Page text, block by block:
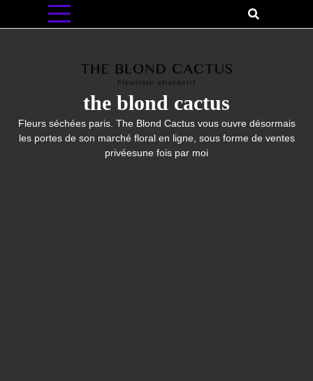
the blond cactus
Fleurs séchées paris. The Blond Cactus vous ouvre désormais
les portes de son marché floral en ligne, sous forme de ventes
privéesune fois par moi